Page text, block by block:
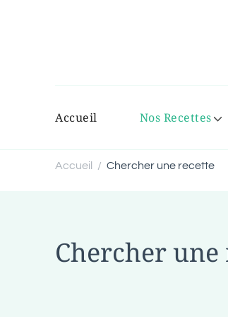
Accueil Nos Recettes
Accueil / Chercher une recette
Chercher une